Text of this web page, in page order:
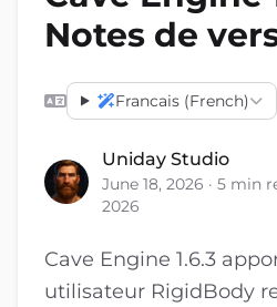
Notes de
Francais (French)
Uniday Studio
June 18, 2026 · 5 min
2026
Cave Engine 1.6.3
utilisateur RigidBody